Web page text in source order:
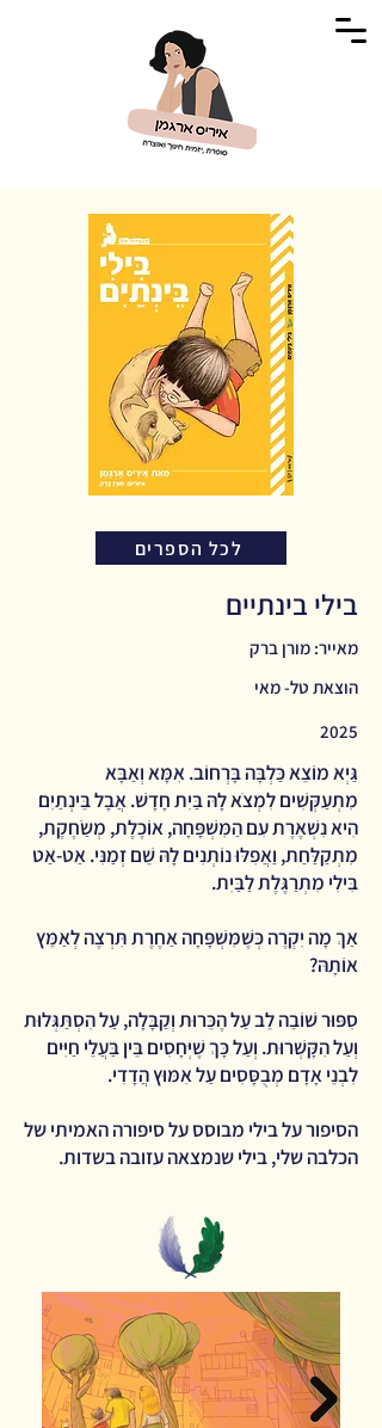
לכל הספרים
בילי בינתיים
מאייר: מורן ברק
הוצאת טל- מאי
2025
גַּיְא מוֹצֵא כַּלְבָּה בָּרְחוֹב. אִמָּא וְאַבָּא
מִתְעַקְּשִׁים לִמְצֹא לָהּ בַּיִת חָדָשׁ. אֲבָל בֵּינְתַיִם
הִיא נִשְׁאֶרֶת עִם הַמִּשְׁפָּחָה, אוֹכֶלֶת, מְשַׂחֶקֶת,
מִתְקַלַּחַת, וַאֲפִלּוּ נוֹתְנִים לָהּ שֵׁם זְמַנִּי. אַט-אַט
בִּילִי מִתְרַגֶּלֶת לַבַּיִת.
אַךְ מָה יִקְרֶה כְּשֶׁמִּשְׁפָּחָה אַחֶרֶת תִּרְצֶה לְאַמֵּץ
אוֹתָהּ?
סִפּוּר שׁוֹבֵה לֵב עַל הֶכֵּרוּת וְקַבָּלָה, עַל הִסְתַּגְּלוּת
וְעַל הִקָּשְׁרוּת. וְעַל כָּךְ שֶׁיְּחָסִים בֵּין בַּעֲלֵי חַיִּים
לִבְנֵי אָדָם מְבֻסָּסִים עַל אִמּוּץ הֲדָדִי.
הסיפור על בילי מבוסס על סיפורה האמיתי של
הכלבה שלי, בילי שנמצאה עזובה בשדות.